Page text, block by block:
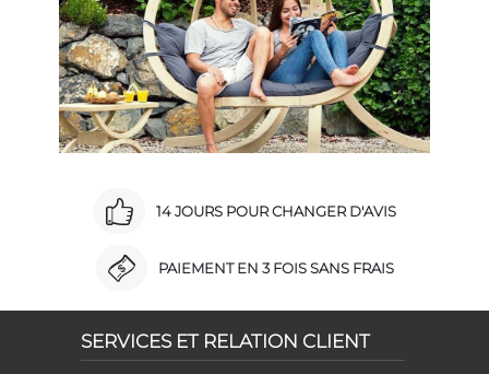
14 JOURS POUR CHANGER D'AVIS
PAIEMENT EN 3 FOIS SANS FRAIS
SERVICES ET RELATION CLIENT